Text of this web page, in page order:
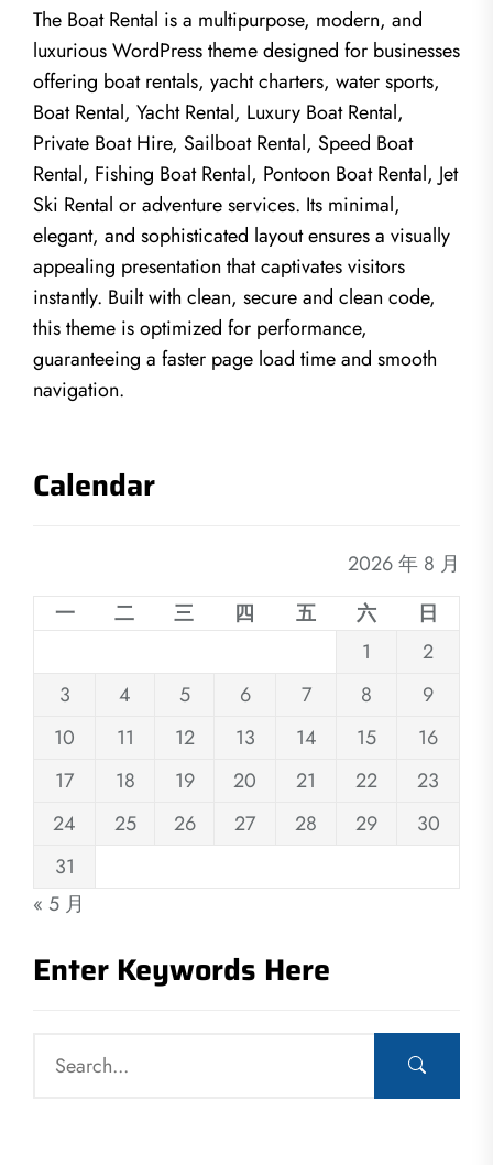
The Boat Rental is a multipurpose, modern, and
luxurious WordPress theme designed for businesses
offering boat rentals, yacht charters, water sports,
Boat Rental, Yacht Rental, Luxury Boat Rental,
Private Boat Hire, Sailboat Rental, Speed Boat
Rental, Fishing Boat Rental, Pontoon Boat Rental, Jet
Ski Rental or adventure services. Its minimal,
elegant, and sophisticated layout ensures a visually
appealing presentation that captivates visitors
instantly. Built with clean, secure and clean code,
this theme is optimized for performance,
guaranteeing a faster page load time and smooth
navigation.
Calendar
2026 年 8 月
一
二 三 四 五 六
日
1
2
3
4 5 6 7 8
9
10
11 12 13 14 15
16
17
18 19 20 21 22
23
24
25 26 27 28 29
30
31
« 5 月
Enter Keywords Here